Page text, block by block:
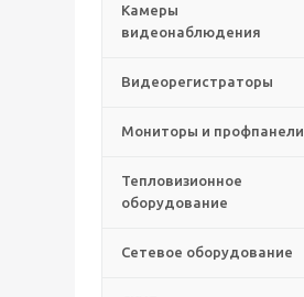
Камеры
видеонаблюдения
Видеорегистраторы
Мониторы и профпанели
Тепловизионное
оборудование
Сетевое оборудование